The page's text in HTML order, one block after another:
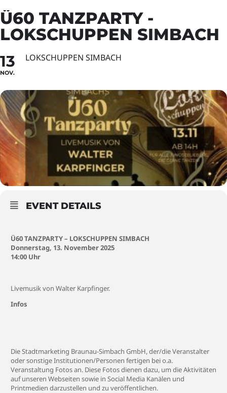
Ü60 TANZPARTY -
LOKSCHUPPEN SIMBACH
13
NOV.
LOKSCHUPPEN SIMBACH
EVENT DETAILS
Ü60 TANZPARTY – LOKSCHUPPEN SIMBACH
Donnerstag, 13. November 2025
14:00 Uhr
Livemusik von Walter Karpfinger.
Infos
Die Stadtmarketing Braunau-Simbach GmbH, der/die Veranstalter
oder sonstige Institutionen/Personen fertigen bei o.a.
Veranstaltung Fotos an. Diese Fotos dienen dazu, um die Aktivitäten
auf unseren Webseiten sowie in Social Media Kanälen und
Printmedien darzustellen und zu veröffentlichen.